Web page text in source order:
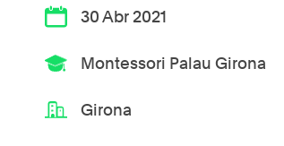
30 Abr 2021
Montessori Palau Girona
Girona